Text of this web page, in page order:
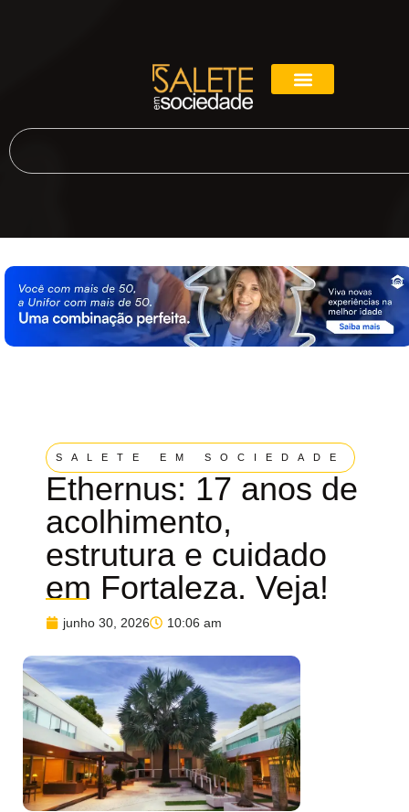
SALETE EM SOCIEDADE
Ethernus: 17 anos de
acolhimento,
estrutura e cuidado
em Fortaleza. Veja!
junho 30, 2026 10:06 am